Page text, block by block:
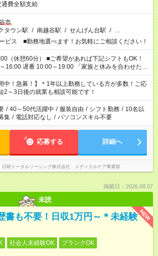
通費全額支給
市
タウン駅 / 南越谷駅 / せんげん台駅 / …
ビス ■勤務地選べます！お気軽にご相談ください！
■ご希望があれば下記シフトもOK！
遅番 10:00～19:00 「家族と休みを合わせた
を持って夕飯の準備がしたい」 「できれば残業はし
ど、ご希望を教えてくださいね。 ※Wワーク希望
覧のお仕事で希望する勤務時間と、もう1つのお仕事
。 合計で週40時間を超える場合は応募できません。
中！急募！】＊1年以上勤務している方が多数！ご応
2～3日後の就業も相談可能です！
/ 40～50代活躍中 / 服装自由 / シフト勤務 / 10名以
集 / 電話対応なし / パソコンスキル不要
応募する 詳細へ
日研トータルソーシング株式会社 メディカルケア事業部
掲載日：2026.08.07
未読
NEW
書も不要！日収1万円～＊未経験
社会人未経験OK
ブランクOK